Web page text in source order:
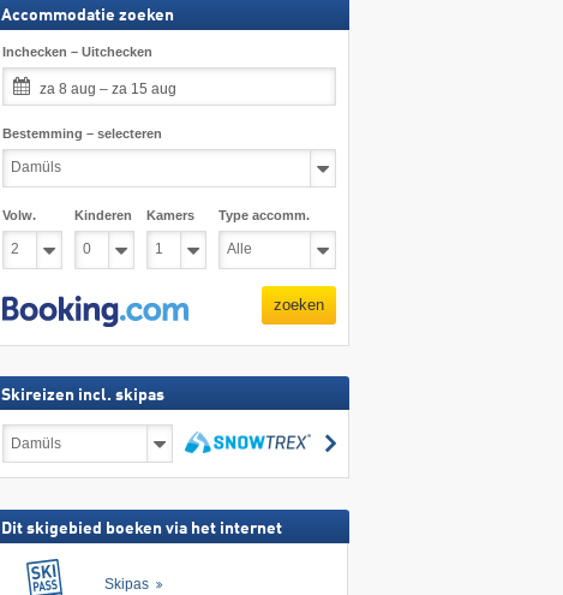
Accommodatie zoeken
Inchecken – Uitchecken
za 8 aug – za 15 aug
Bestemming – selecteren
Volw. Kinderen Kamers Type accomm.
zoeken
Skireizen incl. skipas
incl.
zoeken
Dit skigebied boeken via het internet
Skipas